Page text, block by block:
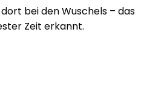
bei den Wuschels – das
Zeit erkannt.